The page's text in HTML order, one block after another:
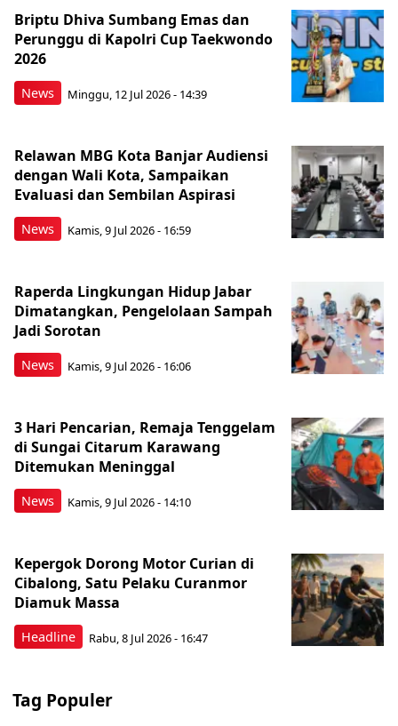
News
Briptu Dhiva Sumbang Emas dan
Perunggu di Kapolri Cup Taekwondo
2026
Minggu, 12 Jul 2026 - 14:39
News
Relawan MBG Kota Banjar Audiensi
dengan Wali Kota, Sampaikan
Evaluasi dan Sembilan Aspirasi
Kamis, 9 Jul 2026 - 16:59
News
Raperda Lingkungan Hidup Jabar
Dimatangkan, Pengelolaan Sampah
Jadi Sorotan
Kamis, 9 Jul 2026 - 16:06
News
3 Hari Pencarian, Remaja Tenggelam
di Sungai Citarum Karawang
Ditemukan Meninggal
Kamis, 9 Jul 2026 - 14:10
Headline
Kepergok Dorong Motor Curian di
Cibalong, Satu Pelaku Curanmor
Diamuk Massa
Rabu, 8 Jul 2026 - 16:47
Tag Populer